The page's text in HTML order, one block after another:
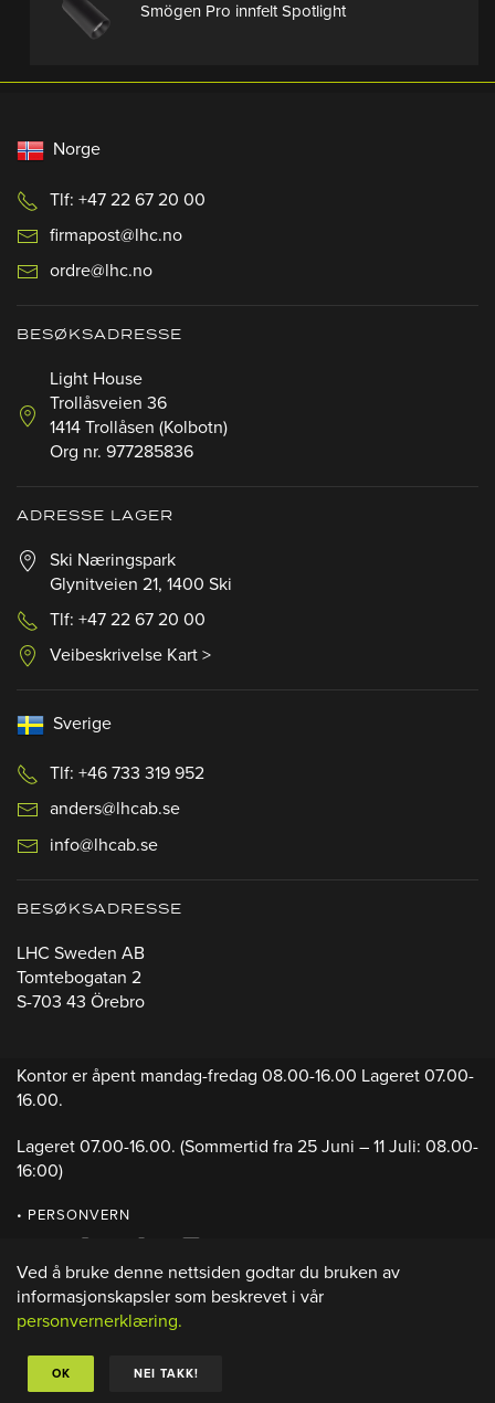
Smögen Pro innfelt Spotlight
Norge
Tlf: +47 22 67 20 00
firmapost@lhc.no
ordre@lhc.no
BESØKSADRESSE
Light House
Trollåsveien 36
1414 Trollåsen (Kolbotn)
Org nr. 977285836
ADRESSE LAGER
Ski Næringspark
Glynitveien 21, 1400 Ski
Tlf: +47 22 67 20 00
Veibeskrivelse Kart >
Sverige
Tlf: +46 733 319 952
anders@lhcab.se
info@lhcab.se
BESØKSADRESSE
LHC Sweden AB
Tomtebogatan 2
S-703 43 Örebro
Kontor er åpent mandag-fredag 08.00-16.00 Lageret 07.00-
16.00.
Lageret 07.00-16.00. (Sommertid fra 25 Juni – 11 Juli: 08.00-
16:00)
• PERSONVERN
Ved å bruke denne nettsiden godtar du bruken av
informasjonskapsler som beskrevet i vår
personvernerklæring.
OK NEI TAKK!